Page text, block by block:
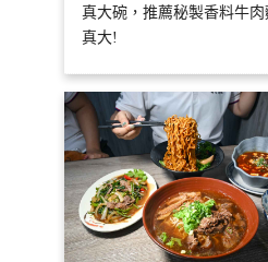
真大碗，推薦秘製香料牛
真大!